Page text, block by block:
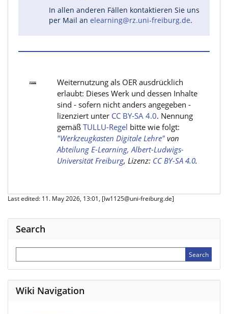
In allen anderen Fällen kontaktieren Sie uns
per Mail an elearning@rz.uni-freiburg.de.
Weiternutzung als OER ausdrücklich
erlaubt: Dieses Werk und dessen Inhalte
sind - sofern nicht anders angegeben -
lizenziert unter CC BY-SA 4.0. Nennung
gemäßTULLU-Regel bitte wie folgt:
"Werkzeugkasten Digitale Lehre"von
Abteilung E-Learning, Albert-Ludwigs-
Universität Freiburg, Lizenz: CC BY-SA 4.0.
Last edited: 11. May 2026, 13:01, [lw1125@uni-freiburg.de]
Search
Wiki Navigation